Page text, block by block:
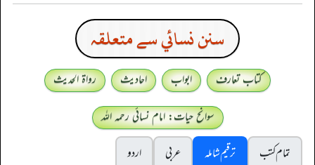
سنن نسائي سے متعلقہ
کتاب تعارف ابواب احادیث
رواۃ الحدیث
سوانح حیات: امام نسائی رحمہ اللہ
تمام کتب
ترقیم شاملہ عربی
اردو